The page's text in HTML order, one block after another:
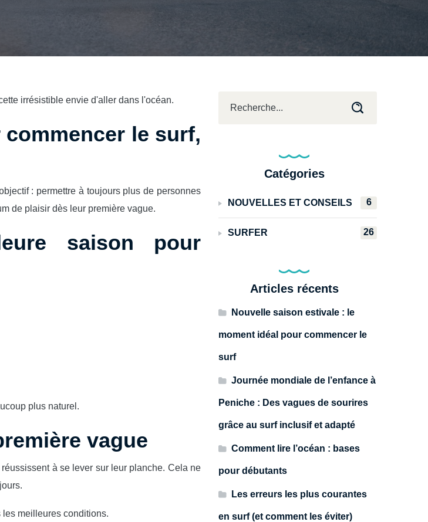
irrésistible envie d'aller dans l'océan.
le surf,
: permettre à toujours plus de personnes
de plaisir dès leur première vague.
saison pour
plus naturel.
vague
à se lever sur leur planche. Cela ne
les meilleures conditions.
Catégories
NOUVELLES ET CONSEILS 6
SURFER 26
Articles récents
Nouvelle saison estivale : le
moment idéal pour commencer le
surf
Journée mondiale de l’enfance à
Peniche : Des vagues de sourires
grâce au surf inclusif et adapté
Comment lire l’océan : bases
pour débutants
Les erreurs les plus courantes
en surf (et comment les éviter)